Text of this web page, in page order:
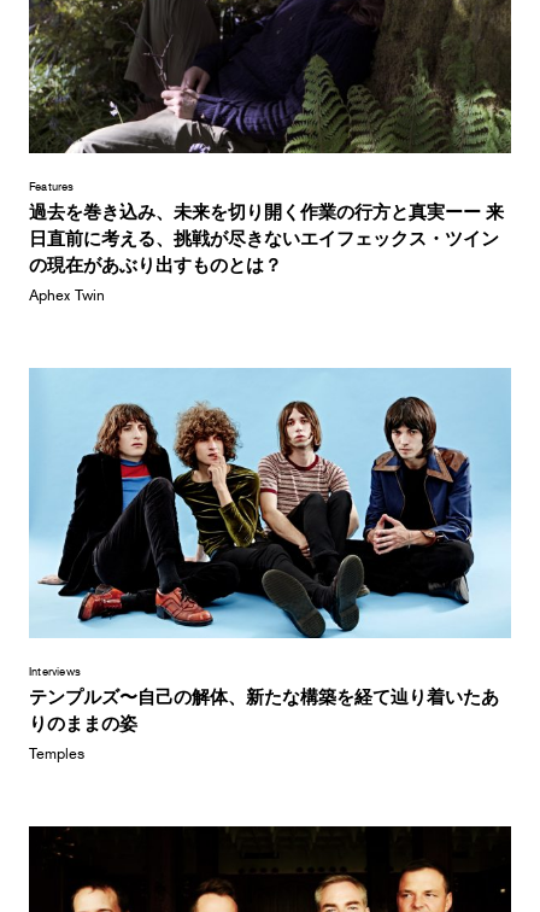
Features
過去を巻き込み、未来を切り開く作業の行方と真実ーー 来
日直前に考える、挑戦が尽きないエイフェックス・ツイン
の現在があぶり出すものとは？
Aphex Twin
Interviews
テンプルズ〜自己の解体、新たな構築を経て辿り着いたあ
りのままの姿
Temples